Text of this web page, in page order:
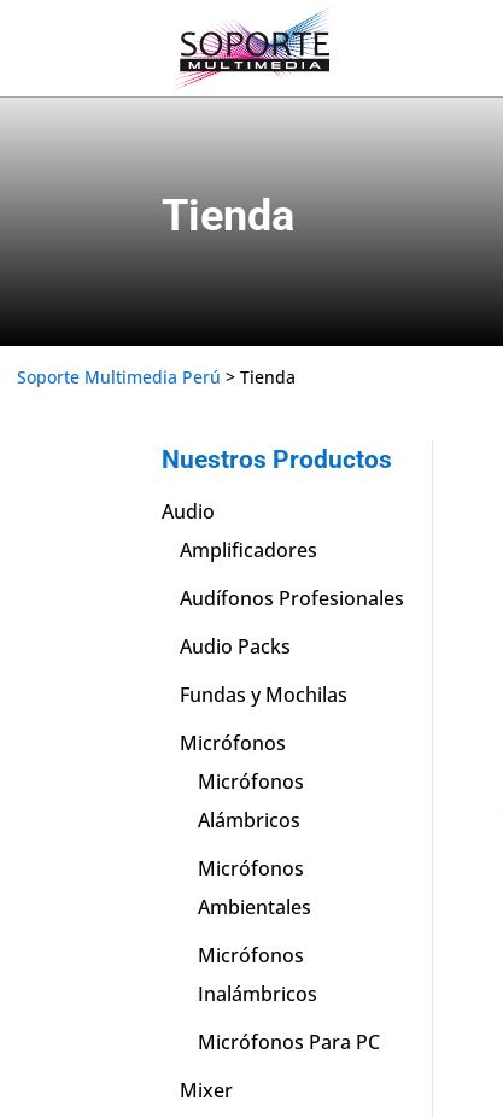
Tienda
Soporte Multimedia Perú > Tienda
Nuestros Productos
Audio
Amplificadores
Audífonos Profesionales
Audio Packs
Fundas y Mochilas
Micrófonos
Micrófonos
Alámbricos
Micrófonos
Ambientales
Micrófonos
Inalámbricos
Micrófonos Para PC
Mixer